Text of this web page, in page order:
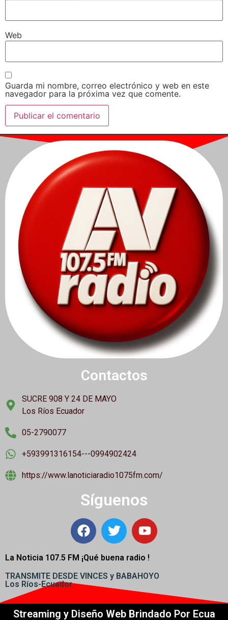
Web
Guarda mi nombre, correo electrónico y web en este
navegador para la próxima vez que comente.
Contactos
SUCRE 908 Y 24 DE MAYO
Los Ríos Ecuador
05-2790077
+593991316154---0994902424
https://www.lanoticiaradio1075fm.com/
Síguenos
La Noticia 107.5 FM ¡Qué buena radio !
TRANSMITE DESDE VINCES y BABAHOYO
Los Ríos-Ecuador
Streaming y Diseño Web Brindado Por Ecua